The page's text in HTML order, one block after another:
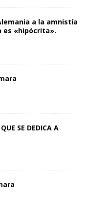
a la amnistía
es «hipócrita».
SE DEDICA A